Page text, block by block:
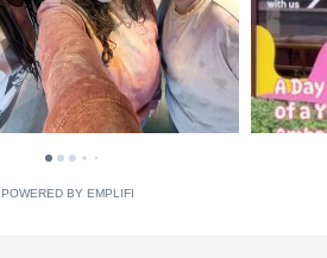
POWERED BY EMPLIFI